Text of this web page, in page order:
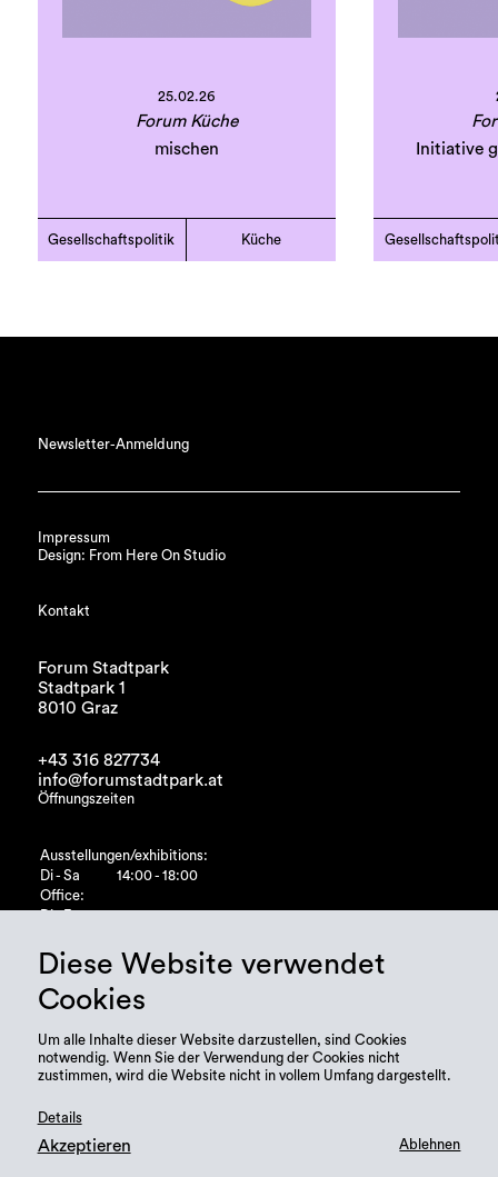
25.02.26
Forum Küche
mischen
Gesellschaftspolitik Küche
Initiative
Newsletter-Anmeldung
Impressum
Design: From Here On Studio
Kontakt
Forum Stadtpark
Stadtpark 1
8010 Graz
+43 316 827734
info@forumstadtpark.at
Öffnungszeiten
Ausstellungen/exhibitions:
Di - Sa
14:00 - 18:00
Office:
Diese Website verwendet
Cookies
Um alle Inhalte dieser Website darzustellen, sind Cookies
notwendig. Wenn Sie der Verwendung der Cookies nicht
zustimmen, wird die Website nicht in vollem Umfang dargestellt.
Details
Akzeptieren Ablehnen